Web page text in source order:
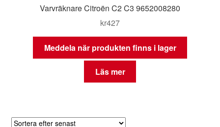
Varvräknare Citroën C2 C3 9652008280
kr427
Meddela när produkten finns i lager
Läs mer